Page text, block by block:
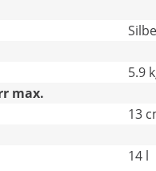
5.9
max.
13
14 l